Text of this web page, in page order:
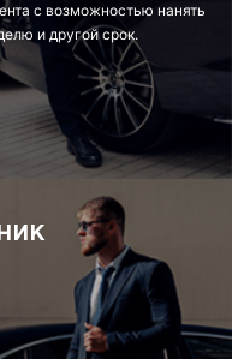
с возможностью нанять
и другой срок.